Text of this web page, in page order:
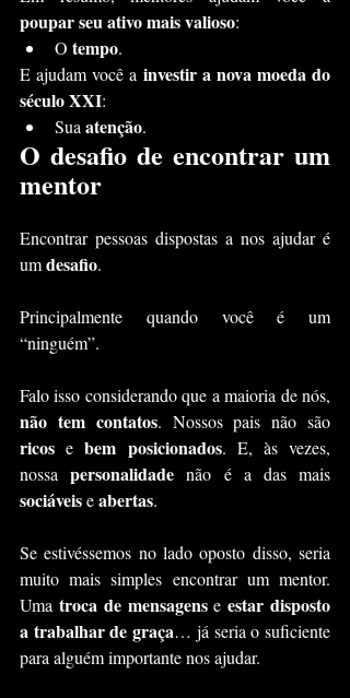
poupar seu ativo mais valioso:
O tempo.
E ajudam você a investir a nova moeda do
século XXI:
Sua atenção.
O desafio de encontrar um
mentor
Encontrar pessoas dispostas a nos ajudar é
um desafio.
Principalmente quando você é um
“ninguém”.
não tem contatos
ricos e bem posicionados. E, às vezes,
nossa personalidade
sociáveis e abertas.
Se estivéssemos no lado oposto disso, seria
muito mais simples encontrar um mentor.
Uma troca de mensagens e estar disposto
a trabalhar de graça… já seria o suficiente
para alguém importante nos ajudar.